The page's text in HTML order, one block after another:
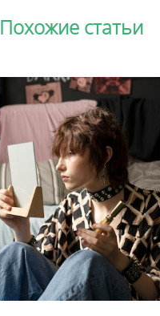
Похожие статьи